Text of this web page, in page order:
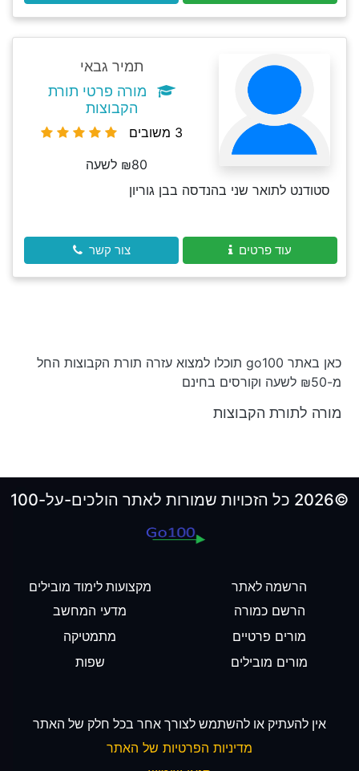
תמיר גבאי
מורה פרטי תורת
הקבוצות
3 משובים
₪80 לשעה
סטודנט לתואר שני בהנדסה בבן גוריון
עוד פרטים צור קשר
כאן באתר go100 תוכלו למצוא עזרה תורת הקבוצות החל
מ-₪50 לשעה וקורסים בחינם
מורה לתורת הקבוצות
©2026 כל הזכויות שמורות לאתר הולכים-על-100
הרשמה לאתר
הרשם כמורה
מורים פרטיים
מורים מובילים
מקצועות לימוד מובילים
מדעי המחשב
מתמטיקה
שפות
אין להעתיק או להשתמש לצורך אחר בכל חלק של האתר
מדיניות הפרטיות של האתר